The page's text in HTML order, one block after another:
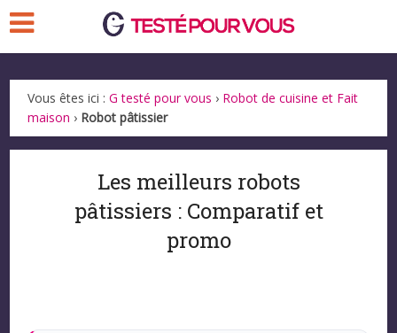
Vous êtes ici :G testé pour vous › Robot de cuisine et Fait
maison › Robot pâtissier
Les meilleurs robots
pâtissiers : Comparatif et
promo